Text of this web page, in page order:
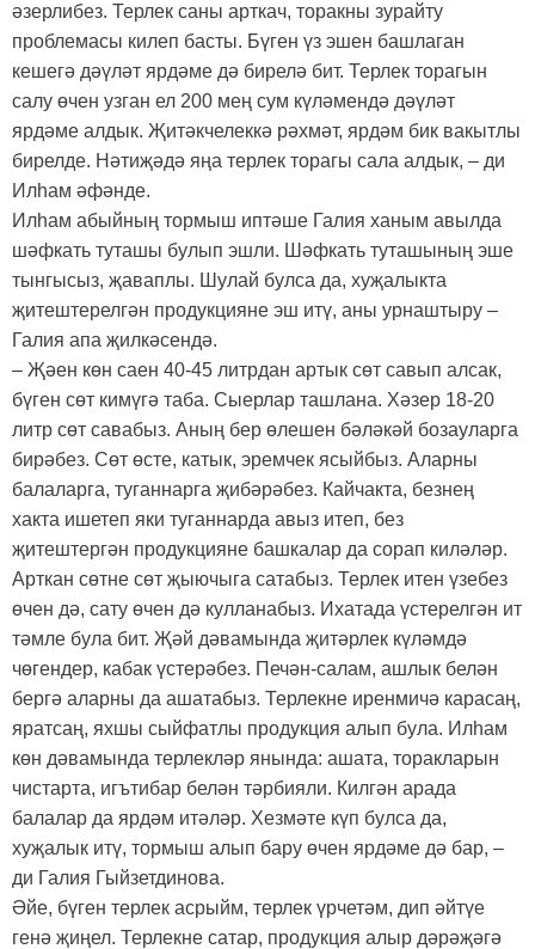
әзерлибез. Терлек саны арткач, торакны зурайту
проблемасы килеп басты. Бүген үз эшен башлаган
кешегә дәүләт ярдәме дә бирелә бит. Терлек торагын
салу өчен узган ел 200 мең сум күләмендә дәүләт
ярдәме алдык. Җитәкчелеккә рәхмәт, ярдәм бик вакытлы
бирелде. Нәтиҗәдә яңа терлек торагы сала алдык, – ди
Илһам әфәнде.
Илһам абыйның тормыш иптәше Галия ханым авылда
шәфкать туташы булып эшли. Шәфкать туташының эше
тынгысыз, җаваплы. Шулай булса да, хуҗалыкта
җитештерелгән продукцияне эш итү, аны урнаштыру –
Галия апа җилкәсендә.
– Җәен көн саен 40-45 литрдан артык сөт савып алсак,
бүген сөт кимүгә таба. Сыерлар ташлана. Хәзер 18-20
литр сөт савабыз. Аның бер өлешен бәләкәй бозауларга
бирәбез. Сөт өсте, катык, эремчек ясыйбыз. Аларны
балаларга, туганнарга җибәрәбез. Кайчакта, безнең
хакта ишетеп яки туганнарда авыз итеп, без
җитештергән продукцияне башкалар да сорап киләләр.
Арткан сөтне сөт җыючыга сатабыз. Терлек итен үзебез
өчен дә, сату өчен дә кулланабыз. Ихатада үстерелгән ит
тәмле була бит. Җәй дәвамында җитәрлек күләмдә
чөгендер, кабак үстерәбез. Печән-салам, ашлык белән
бергә аларны да ашатабыз. Терлекне иренмичә карасаң,
яратсаң, яхшы сыйфатлы продукция алып була. Илһам
көн дәвамында терлекләр янында: ашата, торакларын
чистарта, игътибар белән тәрбияли. Килгән арада
балалар да ярдәм итәләр. Хезмәте күп булса да,
хуҗалык итү, тормыш алып бару өчен ярдәме дә бар, –
ди Галия Гыйзетдинова.
Әйе, бүген терлек асрыйм, терлек үрчетәм, дип әйтүе
генә җиңел. Терлекне сатар, продукция алыр дәрәҗәгә